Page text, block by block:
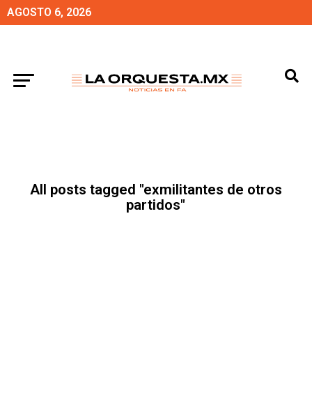
AGOSTO 6, 2026
All posts tagged "exmilitantes de otros
partidos"